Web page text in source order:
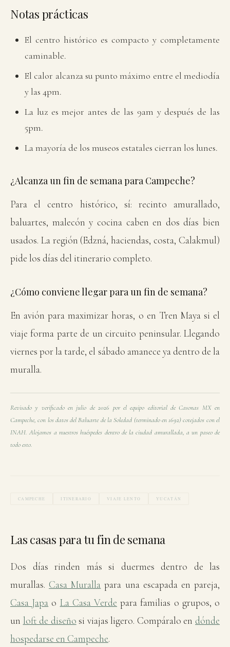
Notas prácticas
El centro histórico es compacto y completamente
caminable.
El calor alcanza su punto máximo entre el mediodía
y las 4pm.
La luz es mejor antes de las 9am y después de las
5pm.
La mayoría de los museos estatales cierran los lunes.
¿Alcanza un fin de semana para Campeche?
Para el centro histórico, sí: recinto amurallado,
baluartes, malecón y cocina caben en dos días bien
usados. La región (Edzná, haciendas, costa, Calakmul)
pide los días del itinerario completo.
¿Cómo conviene llegar para un fin de semana?
En avión para maximizar horas, o en Tren Maya si el
viaje forma parte de un circuito peninsular. Llegando
viernes por la tarde, el sábado amanece ya dentro de la
muralla.
Revisado y verificado en julio de 2026 por el equipo editorial de Casonas MX en
Campeche, con los datos del Baluarte de la Soledad (terminado en 1692) cotejados con el
INAH. Alojamos a nuestros huéspedes dentro de la ciudad amurallada, a un paseo de
todo esto.
CAMPECHE ITINERARIO VIAJE LENTO YUCATÁN
Las casas para tu fin de semana
Dos días rinden más si duermes dentro de las
murallas. Casa Muralla para una escapada en pareja,
Casa Japa o La Casa Verde para familias o grupos, o
un loft de diseño si viajas ligero. Compáralo en dónde
hospedarse en Campeche.